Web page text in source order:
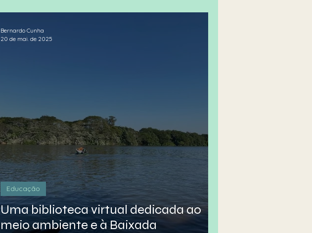
Uma biblioteca virtual dedicada ao
meio ambiente e à Baixada
Educação
Bernardo Cunha
20 de mai. de 2025